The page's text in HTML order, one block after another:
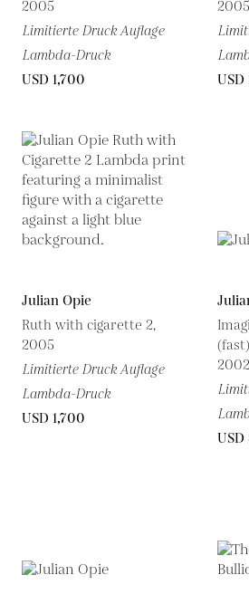
2005
Limitierte Druck Auflage
Lambda-Druck
USD 1,700
2005
USD
Julian Opie
Ruth with cigarette 2,
2005
Limitierte Druck Auflage
Lambda-Druck
USD 1,700
2002